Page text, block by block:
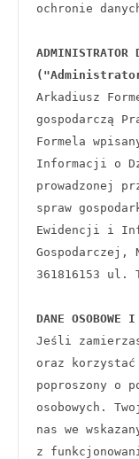
ochronie
ADMINISTRATOR
Arkadiusz
gospodarczą
Formela
Informacji o
prowadzonej
spraw
Ewidencji i
Gospodarczej,
361816153 ul.
DANE OSOBOWE I
Jeśli
oraz
poproszony o
osobowych.
nas we
z